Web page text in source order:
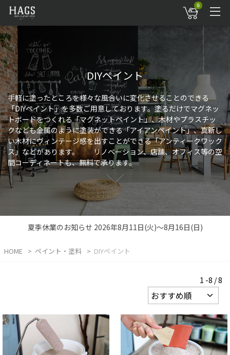
0
DIYペイント
手軽に塗ったところを様々な風合いに変化させることのできる
「DIYペイント」を多数ご用意しております。塗るだけでマグネッ
トボードをつくれる「マグネットペイント」、木材やプラスチッ
クなども金属のように塗装ができる「アイアンペイント」、真新し
い木材にヴィンテージ感を出すことができる「アンティークワック
ス」などがあります。 リノベーション、店舗、オフィス等の空
間コーディネートも、無料で承ります。
夏季休業のお知らせ 2026年8月11日(火)～8月16日(日)
HOME ペイント・塗料 DIYペイント
1 -8 / 8